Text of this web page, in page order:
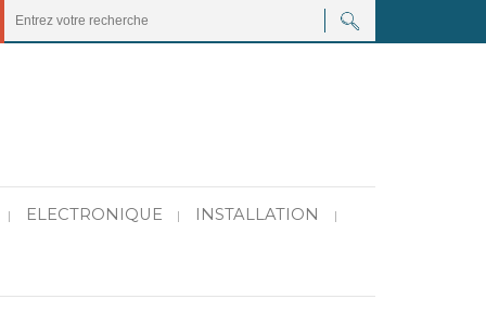
| ELECTRONIQUE | INSTALLATION |